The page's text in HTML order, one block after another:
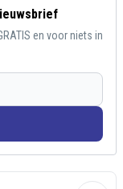
en voor niets in